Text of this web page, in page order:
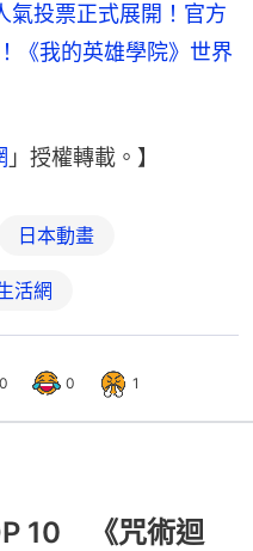
氣投票正式展開！官方
《我的英雄學院》世界
」授權轉載。】
日本動畫
活網
0 0 1
10 《咒術迴